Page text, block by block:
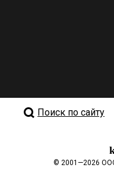
Поиск по сайту
© 2001—2026